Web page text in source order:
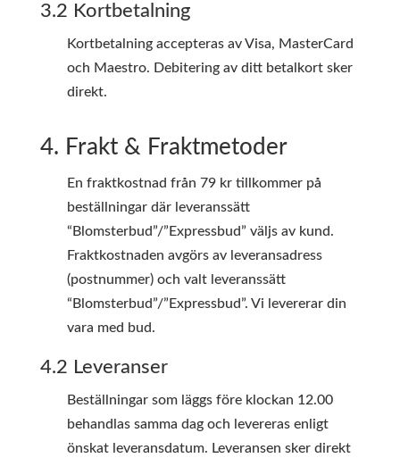
3.2 Kortbetalning
Kortbetalning accepteras av Visa, MasterCard
och Maestro. Debitering av ditt betalkort sker
direkt.
4. Frakt & Fraktmetoder
En fraktkostnad från 79 kr tillkommer på
beställningar där leveranssätt
“Blomsterbud”/”Expressbud” väljs av kund.
Fraktkostnaden avgörs av leveransadress
(postnummer) och valt leveranssätt
“Blomsterbud”/”Expressbud”. Vi levererar din
vara med bud.
4.2 Leveranser
Beställningar som läggs före klockan 12.00
behandlas samma dag och levereras enligt
önskat leveransdatum. Leveransen sker direkt